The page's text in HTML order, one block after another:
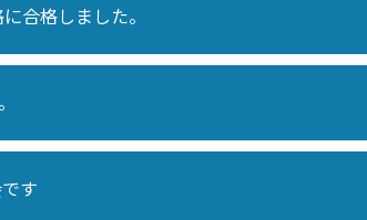
合格しました。
す